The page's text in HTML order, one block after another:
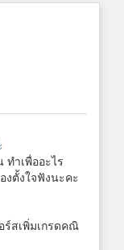
ทำเพื่ออะไร
งตั้งใจฟังนะคะ
ร์สเพิ่มเกรดคณิ